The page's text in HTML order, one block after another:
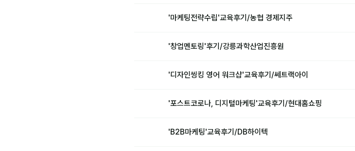
'마케팅전략수립'교육후기/농협 경제지주
'창업멘토링'후기/강릉과학산업진흥원
'디자인씽킹 영어 워크샵'교육후기/쎄트랙아이
'포스트코로나, 디지털마케팅'교육후기/현대홈쇼핑
'B2B마케팅'교육후기/DB하이텍